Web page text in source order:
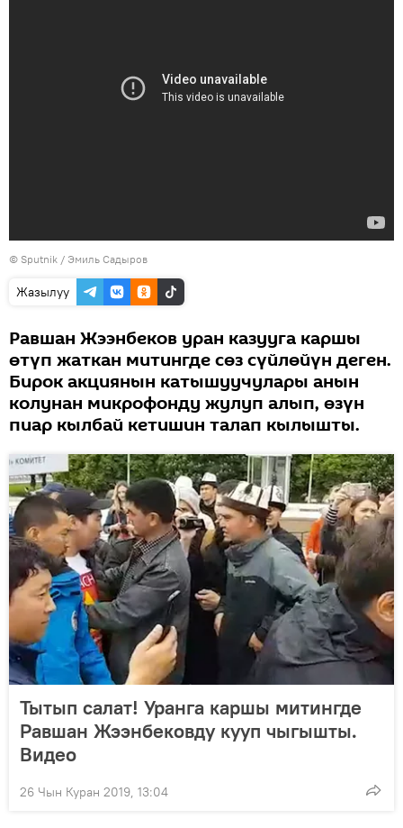
© Sputnik / Эмиль Садыров
Жазылуу
Равшан Жээнбеков уран казууга каршы
өтүп жаткан митингде сөз сүйлөйүн деген.
Бирок акциянын катышуучулары анын
колунан микрофонду жулуп алып, өзүн
пиар кылбай кетишин талап кылышты.
Тытып салат! Уранга каршы митингде
Равшан Жээнбековду кууп чыгышты.
Видео
26 Чын Куран 2019, 13:04